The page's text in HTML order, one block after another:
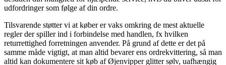
udfordringer som følge af din ordre.
Tilsvarende støtter vi at køber er vaks omkring de mest aktuelle
regler der spiller ind i forbindelse med handlen, fx hvilken
returrettighed forretningen anvender. På grund af dette er det på
samme måde vigtigt, at man altid bevarer ens ordrekvittering, så man
altid kan dokumentere sit køb af Øjenvipper glitter sølv, uafhængig